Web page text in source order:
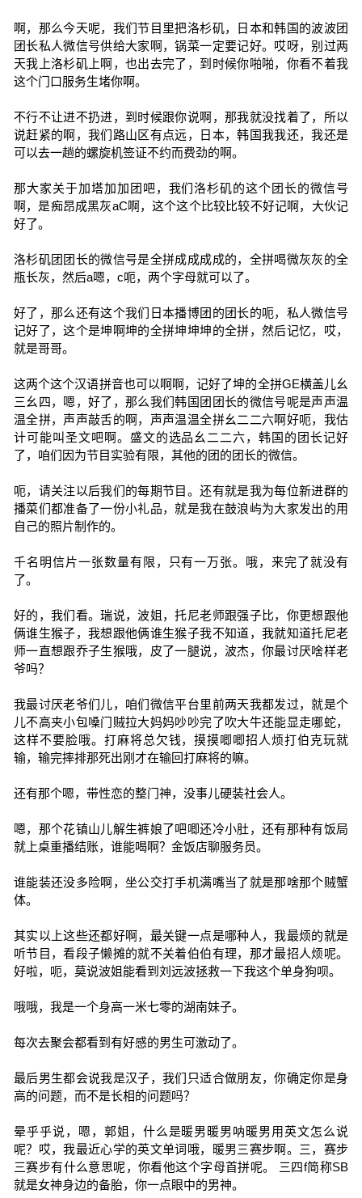
啊，那么今天呢，我们节目里把洛杉矶，日本和韩国的波波团
团长私人微信号供给大家啊，锅菜一定要记好。哎呀，别过两
天我上洛杉矶上啊，也出去完了，到时候你啪啪，你看不着我
这个门口服务生堵你啊。
不行不让进不扔进，到时候跟你说啊，那我就没找着了，所以
说赶紧的啊，我们路山区有点远，日本，韩国我我还，我还是
可以去一趟的螺旋机签证不约而费劲的啊。
那大家关于加塔加加团吧，我们洛杉矶的这个团长的微信号
啊，是痴昂成黑灰aC啊，这个这个比较比较不好记啊，大伙记
好了。
洛杉矶团团长的微信号是全拼成成成成的，全拼喝微灰灰的全
瓶长灰，然后a嗯，c呃，两个字母就可以了。
好了，那么还有这个我们日本播博团的团长的呃，私人微信号
记好了，这个是坤啊坤的全拼坤坤坤的全拼，然后记忆，哎，
就是哥哥。
这两个这个汉语拼音也可以啊啊，记好了坤的全拼GE横盖儿幺
三幺四，嗯，好了，那么我们韩国团团长的微信号呢是声声温
温全拼，声声敲舌的啊，声声温温全拼幺二二六啊好呃，我估
计可能叫圣文吧啊。盛文的选品幺二二六，韩国的团长记好
了，咱们因为节目实验有限，其他的团的团长的微信。
呃，请关注以后我们的每期节目。还有就是我为每位新进群的
播菜们都准备了一份小礼品，就是我在鼓浪屿为大家发出的用
自己的照片制作的。
千名明信片一张数量有限，只有一万张。哦，来完了就没有
了。
好的，我们看。瑞说，波姐，托尼老师跟强子比，你更想跟他
俩谁生猴子，我想跟他俩谁生猴子我不知道，我就知道托尼老
师一直想跟乔子生猴哦，皮了一腿说，波杰，你最讨厌啥样老
爷吗？
我最讨厌老爷们儿，咱们微信平台里前两天我都发过，就是个
儿不高夹小包嗓门贼拉大妈妈吵吵完了吹大牛还能显走哪蛇，
这样不要脸哦。打麻将总欠钱，摸摸唧唧招人烦打伯克玩就
输，输完摔排那死出刚才在输回打麻将的嘛。
还有那个嗯，带性恋的整门神，没事儿硬装社会人。
嗯，那个花镇山儿解生裤娘了吧唧还冷小肚，还有那种有饭局
就上桌重播结账，谁能喝啊？金饭店聊服务员。
谁能装还没多险啊，坐公交打手机满嘴当了就是那啥那个贼蟹
体。
其实以上这些还都好啊，最关键一点是哪种人，我最烦的就是
听节目，看段子懒摊的就不关着伯伯有理，那才最招人烦呢。
好啦，呃，莫说波姐能看到刘远波拯救一下我这个单身狗呗。
哦哦，我是一个身高一米七零的湖南妹子。
每次去聚会都看到有好感的男生可激动了。
最后男生都会说我是汉子，我们只适合做朋友，你确定你是身
高的问题，而不是长相的问题吗？
晕乎乎说，嗯，郭姐，什么是暖男暖男呐暖男用英文怎么说
呢？哎，我最近心学的英文单词哦，暖男三赛步啊。三，赛步
三赛步有什么意思呢，你看他这个字母首拼呢。 三四f简称SB
就是女神身边的备胎，你一点眼中的男神。